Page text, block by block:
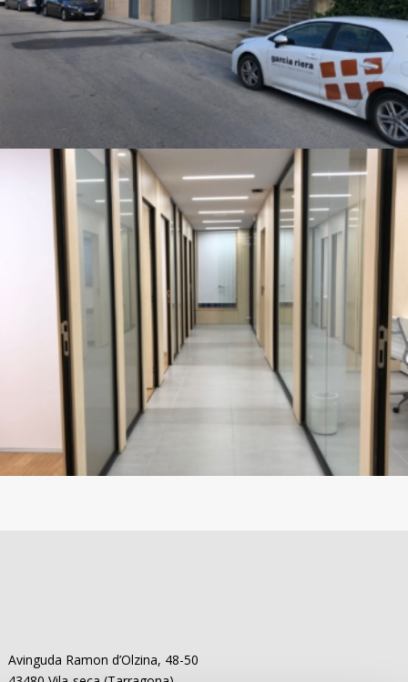
Ampliació del CAP de Falset
Nova seu de l’Àrea de Drets Socials i Participació
Ciutadana de Vila-seca
Avinguda Ramon d’Olzina, 48-50